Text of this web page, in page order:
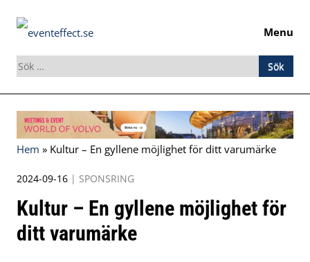
Menu
Sök
efter:
Skip
to
content
Hem » Kultur – En gyllene möjlighet för ditt varumärke
2024-09-16 | SPONSRING
Kultur – En gyllene möjlighet för
ditt varumärke